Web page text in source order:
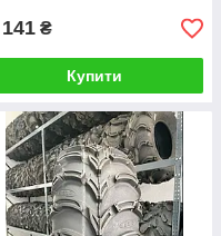
₴
Купити